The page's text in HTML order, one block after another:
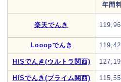
年間
楽天でんき
Looopでんき
HISでんき(ウルトラ関西)
HISでんき(プライム関西)